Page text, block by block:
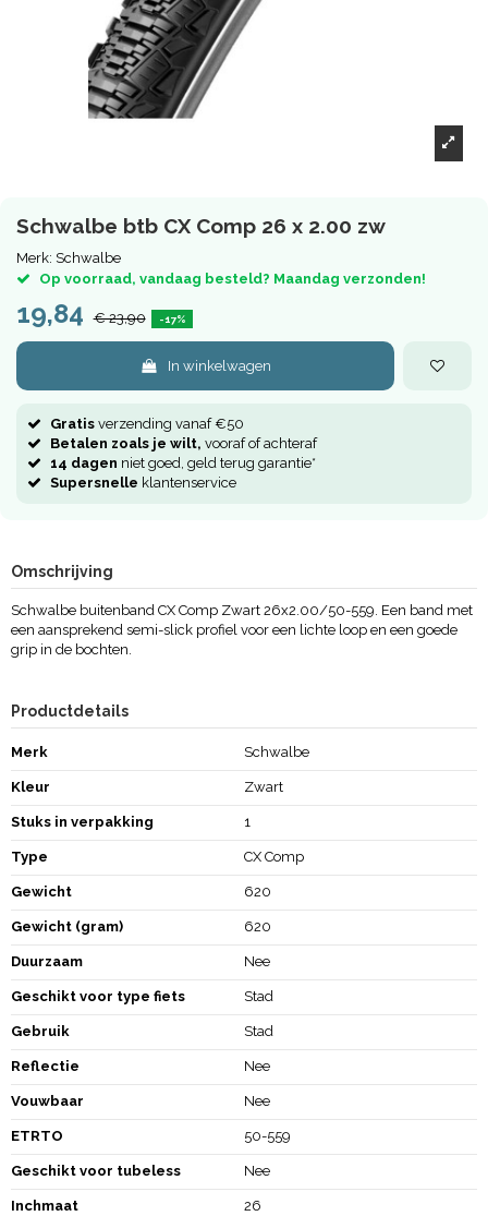
Schwalbe btb CX Comp 26 x 2.00 zw
Merk: Schwalbe
Op voorraad, vandaag besteld? Maandag verzonden!
19,84 € 23,90 -17%
In winkelwagen
Gratis verzending vanaf €50
Betalen zoals je wilt, vooraf of achteraf
14 dagen niet goed, geld terug garantie*
Supersnelle klantenservice
Omschrijving
Schwalbe buitenband CX Comp Zwart 26x2.00/50-559. Een band met
een aansprekend semi-slick profiel voor een lichte loop en een goede
grip in de bochten.
Productdetails
Merk Schwalbe
Kleur Zwart
Stuks in verpakking 1
Type CX Comp
Gewicht 620
Gewicht (gram) 620
Duurzaam Nee
Geschikt voor type fiets Stad
Gebruik Stad
Reflectie Nee
Vouwbaar Nee
ETRTO 50-559
Geschikt voor tubeless Nee
Inchmaat 26